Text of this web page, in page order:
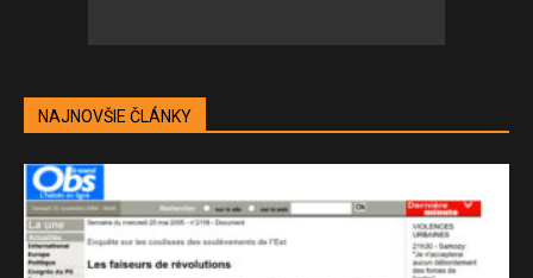
NAJNOVŠIE ČLÁNKY